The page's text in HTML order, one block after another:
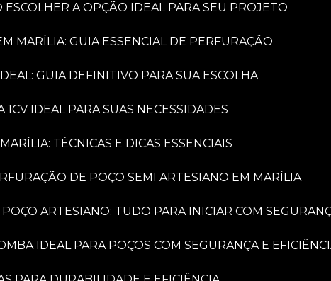
ESCOLHER A OPÇÃO IDEAL PARA SEU PROJETO
MARÍLIA: GUIA ESSENCIAL DE PERFURAÇÃO
GUIA DEFINITIVO PARA SUA ESCOLHA
IDEAL PARA SUAS NECESSIDADES
TÉCNICAS E DICAS ESSENCIAIS
DE POÇO SEMI ARTESIANO EM MARÍLIA
ARTESIANO: TUDO PARA INICIAR COM
IDEAL PARA POÇOS COM SEGURANÇA E